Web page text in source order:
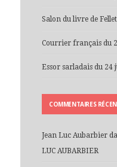
Salon du livre de
Courrier français du
Essor sarladais du 24
COMMENTAIRES
Jean Luc Aubarbier
LUC AUBARBIER